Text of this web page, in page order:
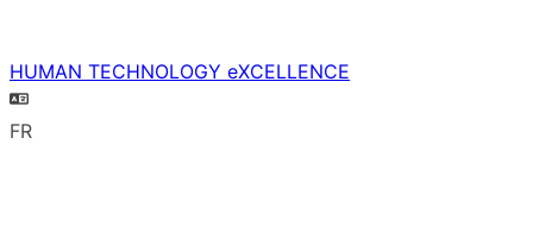
HUMAN TECHNOLOGY eXCELLENCE
FR